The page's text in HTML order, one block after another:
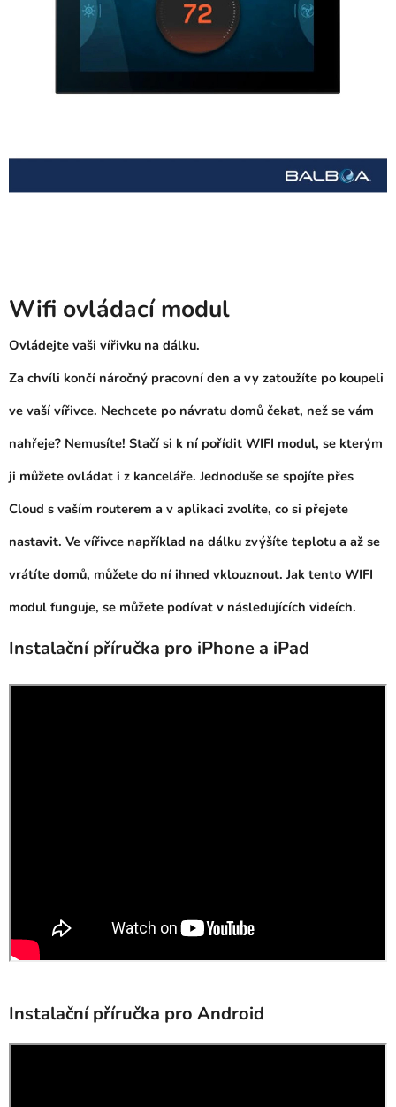
Wifi ovládací modul
Ovládejte vaši vířivku na dálku.
Za chvíli končí náročný pracovní den a vy zatoužíte po koupeli
ve vaší vířivce. Nechcete po návratu domů čekat, než se vám
nahřeje? Nemusíte! Stačí si k ní pořídit WIFI modul, se kterým
ji můžete ovládat i z kanceláře. Jednoduše se spojíte přes
Cloud s vaším routerem a v aplikaci zvolíte, co si přejete
nastavit. Ve vířivce například na dálku zvýšíte teplotu a až se
vrátíte domů, můžete do ní ihned vklouznout. Jak tento WIFI
modul funguje, se můžete podívat v následujících videích.
Instalační příručka pro iPhone a iPad
Instalační příručka pro Android